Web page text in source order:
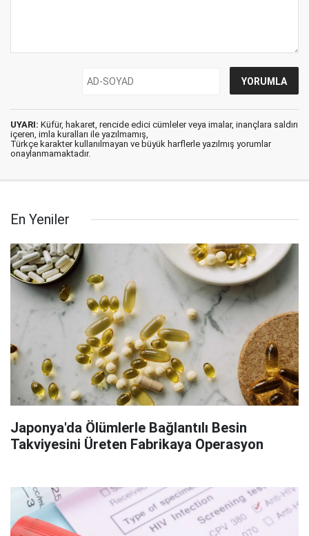
UYARI: Küfür, hakaret, rencide edici cümleler veya imalar, inançlara saldırı
içeren, imla kuralları ile yazılmamış,
Türkçe karakter kullanılmayan ve büyük harflerle yazılmış yorumlar
onaylanmamaktadır.
En Yeniler
Japonya'da Ölümlerle Bağlantılı Besin
Takviyesini Üreten Fabrikaya Operasyon